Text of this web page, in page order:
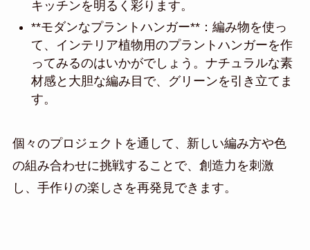
キッチンを明るく彩ります。
**モダンなプラントハンガー**：編み物を使っ
て、インテリア植物用のプラントハンガーを作
ってみるのはいかがでしょう。ナチュラルな素
材感と大胆な編み目で、グリーンを引き立てま
す。
個々のプロジェクトを通して、新しい編み方や色
の組み合わせに挑戦することで、創造力を刺激
し、手作りの楽しさを再発見できます。